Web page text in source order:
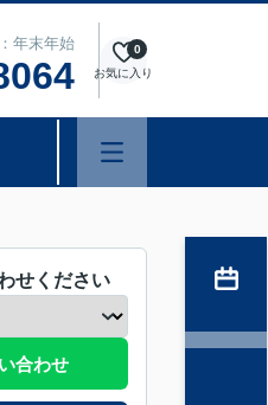
年末年始
お気に入り
0
せください
合わせ